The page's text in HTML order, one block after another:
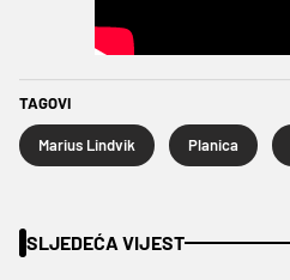
TAGOVI
Marius Lindvik Planica
SLJEDEĆA VIJEST